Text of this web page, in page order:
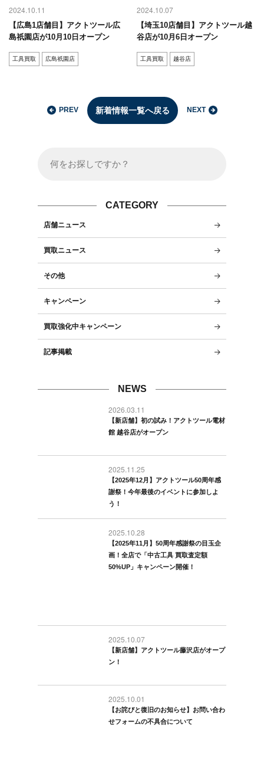
2024.10.11
【広島1店舗目】アクトツール広
島祇園店が10月10日オープン
工具買取 広島祇園店
2024.10.07
【埼玉10店舗目】アクトツール越
谷店が10月6日オープン
工具買取 越谷店
PREV 新着情報一覧へ戻る NEXT
CATEGORY
店舗ニュース
買取ニュース
その他
キャンペーン
買取強化中キャンペーン
記事掲載
NEWS
2026.03.11
【新店舗】初の試み！アクトツール電材
館 越谷店がオープン
2025.11.25
【2025年12月】アクトツール50周年感
謝祭！今年最後のイベントに参加しよ
う！
2025.10.28
【2025年11月】50周年感謝祭の目玉企
画！全店で「中古工具 買取査定額
50%UP」キャンペーン開催！
2025.10.07
【新店舗】アクトツール藤沢店がオープ
ン！
2025.10.01
【お詫びと復旧のお知らせ】お問い合わ
せフォームの不具合について